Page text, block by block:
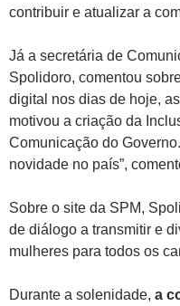
contribuir e atualizar a
Já a secretária de
Spolidoro, comentou
digital nos dias de hoje,
motivou a criação da
Comunicação do
novidade no país”,
Sobre o site da SPM,
de diálogo a transmitir e
mulheres para todos os
Durante a solenidade, a